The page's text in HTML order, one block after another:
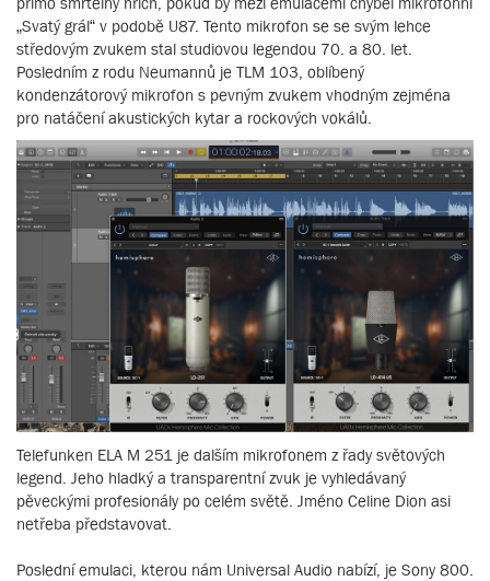
„Svatý grál“ v podobě U87. Tento mikrofon se se svým lehce
středovým zvukem stal studiovou legendou 70. a 80. let.
Posledním z rodu Neumannů je TLM 103, oblíbený
kondenzátorový mikrofon s pevným zvukem vhodným zejména
pro natáčení akustických kytar a rockových vokálů.
Telefunken ELA M 251 je dalším mikrofonem z řady světových
legend. Jeho hladký a transparentní zvuk je vyhledávaný
pěveckými profesionály po celém světě. Jméno Celine Dion asi
netřeba představovat.
Poslední emulaci, kterou nám Universal Audio nabízí, je Sony 800.